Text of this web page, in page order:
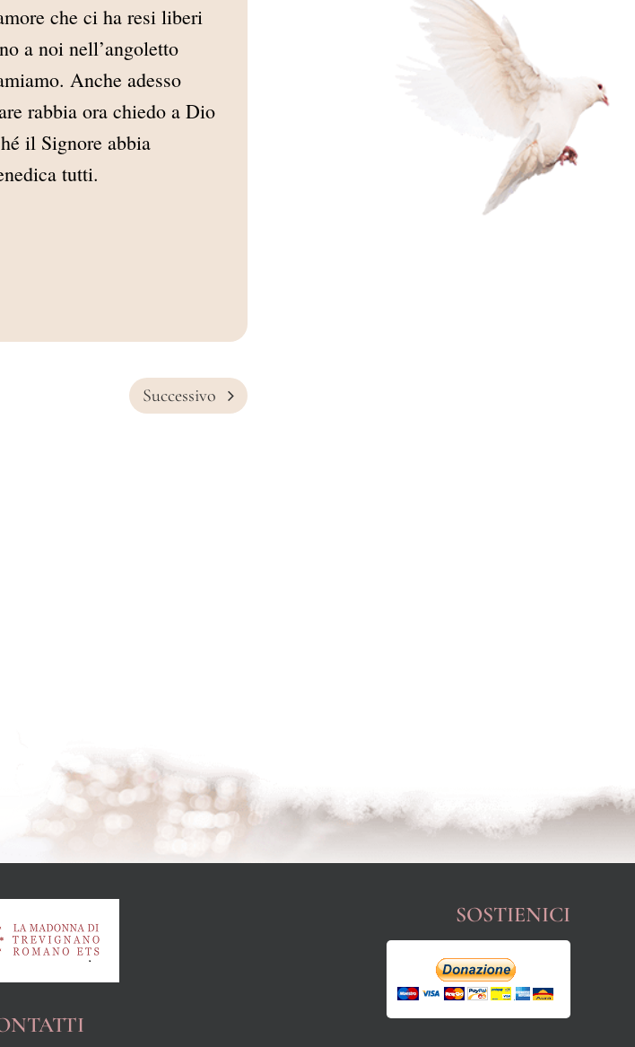
che ci ha resi liberi
a noi nell’angoletto
Anche adesso
rabbia ora chiedo a Dio
il Signore abbia
tutti.
Successivo
SOSTIENICI